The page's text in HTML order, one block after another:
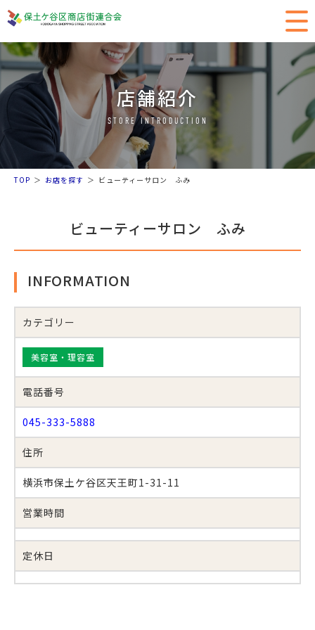
店舗紹介
STORE INTRODUCTION
TOP お店を探す ビューティーサロン ふみ
ビューティーサロン ふみ
INFORMATION
カテゴリー
美容室・理容室
電話番号
045-333-5888
住所
横浜市保土ケ谷区天王町1-31-11
営業時間
定休日